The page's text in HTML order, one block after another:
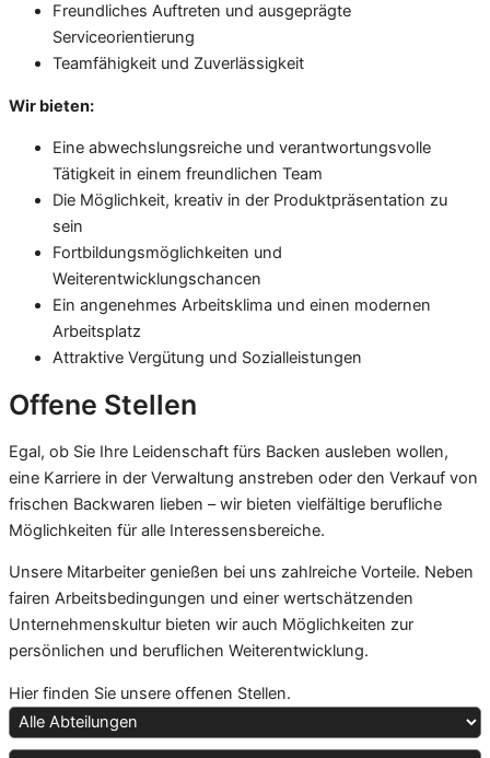
Freundliches Auftreten und ausgeprägte
Serviceorientierung
Teamfähigkeit und Zuverlässigkeit
Wir bieten:
Eine abwechslungsreiche und verantwortungsvolle
Tätigkeit in einem freundlichen Team
Die Möglichkeit, kreativ in der Produktpräsentation zu
sein
Fortbildungsmöglichkeiten und
Weiterentwicklungschancen
Ein angenehmes Arbeitsklima und einen modernen
Arbeitsplatz
Attraktive Vergütung und Sozialleistungen
Offene Stellen
Egal, ob Sie Ihre Leidenschaft fürs Backen ausleben wollen,
eine Karriere in der Verwaltung anstreben oder den Verkauf von
frischen Backwaren lieben – wir bieten vielfältige berufliche
Möglichkeiten für alle Interessensbereiche.
Unsere Mitarbeiter genießen bei uns zahlreiche Vorteile. Neben
fairen Arbeitsbedingungen und einer wertschätzenden
Unternehmenskultur bieten wir auch Möglichkeiten zur
persönlichen und beruflichen Weiterentwicklung.
Hier finden Sie unsere offenen Stellen.